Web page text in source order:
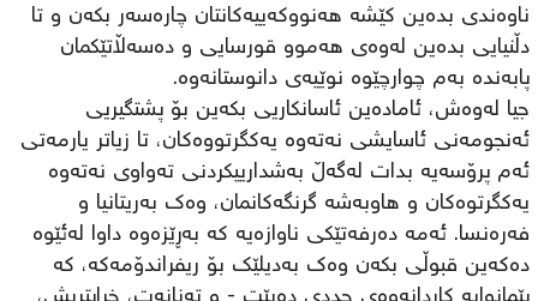
ناوەندی بدەین کێشە هەنووکەییەکانتان چارەسەر بکەن و تا
دڵنیایی بدەین لەوەی هەموو قورسایی و دەسەڵاتێکمان
پابەندە بەم چوارچێوە نوێیەی دانوستانەوە.
جیا لەوەش، ئامادەین ئاسانکاریی بکەین بۆ پشتگیریی
ئەنجومەنی ئاسایشی نەتەوە یەکگرتووەکان، تا زیاتر یارمەتی
ئەم پرۆسەیە بدات لەگەڵ بەشدارییکردنی تەواوی نەتەوە
یەکگرتوەکان و هاوبەشە گرنگەکانمان، وەك بەریتانیا و
فەرەنسا. ئەمە دەرفەتێکی ناوازەیە کە بەڕێزەوە داوا لەئێوە
دەکەین قبوڵی بکەن وەك بەدیلێك بۆ ریفراندۆمەکە، کە